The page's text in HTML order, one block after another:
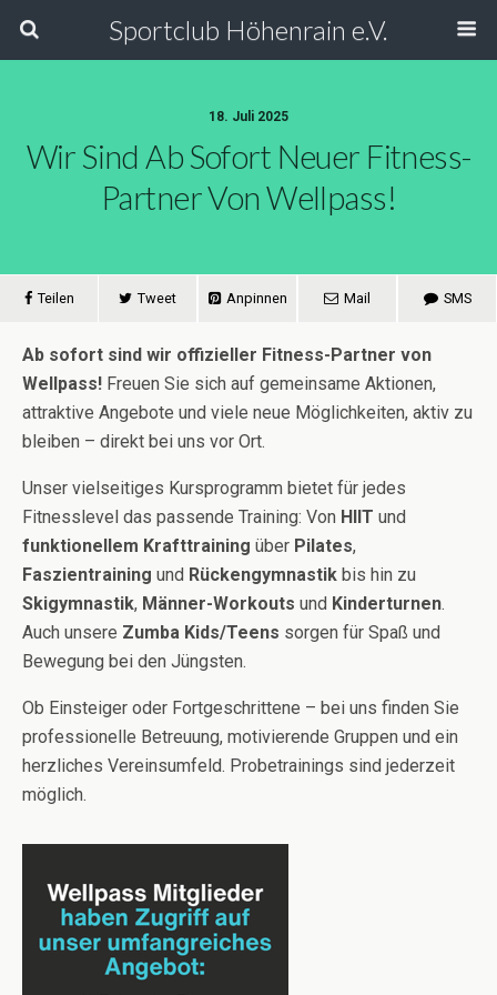
Sportclub Höhenrain e.V.
18. Juli 2025
Wir Sind Ab Sofort Neuer Fitness-
Partner Von Wellpass!
Teilen Tweet Anpinnen Mail SMS
Ab sofort sind wir offizieller Fitness-Partner von
Wellpass! Freuen Sie sich auf gemeinsame Aktionen,
attraktive Angebote und viele neue Möglichkeiten, aktiv zu
bleiben – direkt bei uns vor Ort.
Unser vielseitiges Kursprogramm bietet für jedes
Fitnesslevel das passende Training: Von HIIT und
funktionellem Krafttraining über Pilates,
Faszientraining und Rückengymnastik bis hin zu
Skigymnastik, Männer-Workouts und Kinderturnen.
Auch unsere Zumba Kids/Teens sorgen für Spaß und
Bewegung bei den Jüngsten.
Ob Einsteiger oder Fortgeschrittene – bei uns finden Sie
professionelle Betreuung, motivierende Gruppen und ein
herzliches Vereinsumfeld. Probetrainings sind jederzeit
möglich.